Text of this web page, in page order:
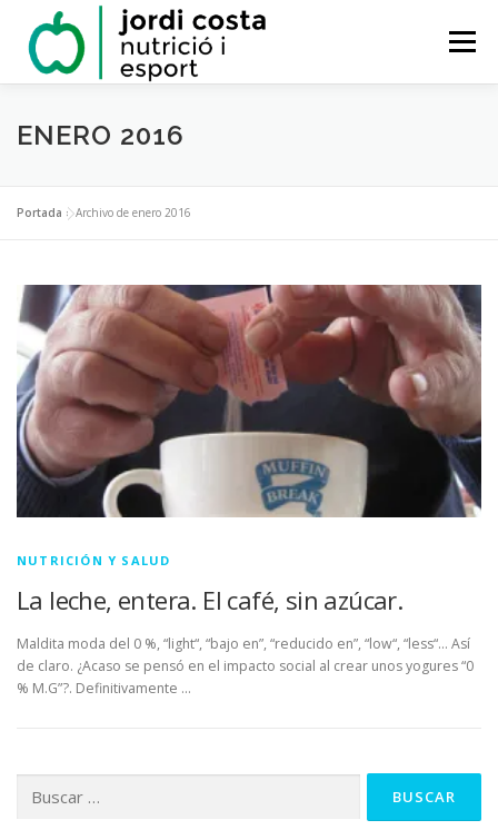
contenido
Menú
SOBRE MÍ SERVICIOS
CONTACTO RESERVAR
ENERO 2016
Portada »Archivo de enero 2016
NUTRICIÓN Y SALUD
La leche, entera. El café, sin azúcar.
Maldita moda del 0 %, “light“, “bajo en”, “reducido en”, “low“, “less“… Así
de claro. ¿Acaso se pensó en el impacto social al crear unos yogures “0
% M.G”?. Definitivamente …